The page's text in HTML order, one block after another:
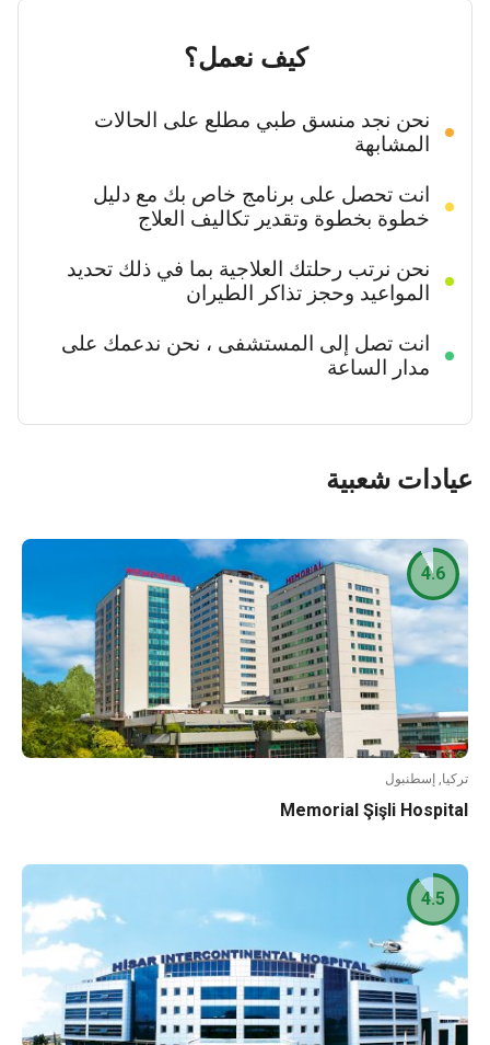
كيف نعمل؟
نحن نجد منسق طبي مطلع على الحالات
المشابهة
انت تحصل على برنامج خاص بك مع دليل
خطوة بخطوة وتقدير تكاليف العلاج
نحن نرتب رحلتك العلاجية بما في ذلك تحديد
المواعيد وحجز تذاكر الطيران
انت تصل إلى المستشفى ، نحن ندعمك على
مدار الساعة
عيادات شعبية
تركيا, إسطنبول
Memorial Şişli Hospital
4.6
4.5